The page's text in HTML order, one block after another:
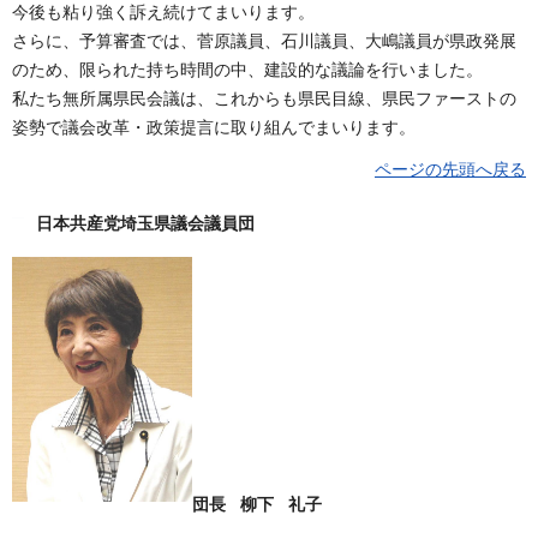
今後も粘り強く訴え続けてまいります。
さらに、予算審査では、菅原議員、石川議員、大嶋議員が県政発展
のため、限られた持ち時間の中、建設的な議論を行いました。
私たち無所属県民会議は、これからも県民目線、県民ファーストの
姿勢で議会改革・政策提言に取り組んでまいります。
ページの先頭へ戻る
日本共産党埼玉県議会議員団
団長 柳下 礼子